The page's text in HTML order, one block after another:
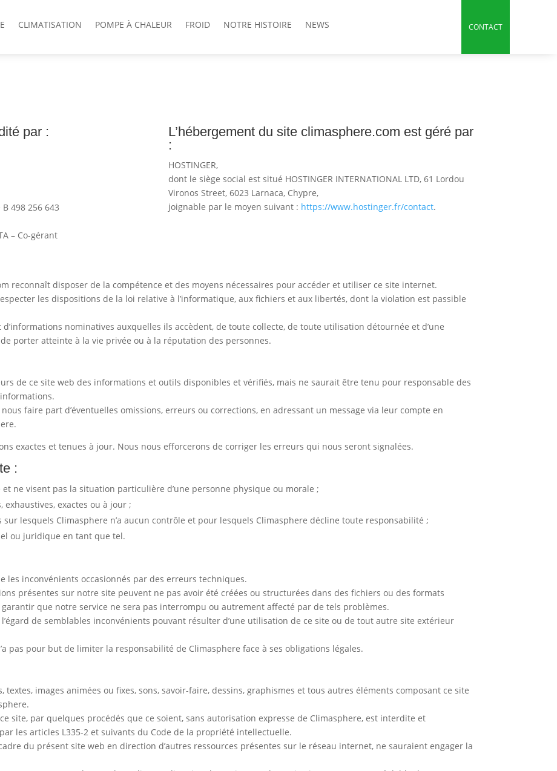
CLIMATISATION POMPE À CHALEUR FROID NOTRE HISTOIRE NEWS CONTACT
par :
498 256 643
– Co-gérant
L’hébergement du site climasphere.com est géré par
:
HOSTINGER,
dont le siège social est situé HOSTINGER INTERNATIONAL LTD, 61 Lordou
Vironos Street, 6023 Larnaca, Chypre,
joignable par le moyen suivant : https://www.hostinger.fr/contact.
reconnaît disposer de la compétence et des moyens nécessaires pour accéder et utiliser ce site internet.
les dispositions de la loi relative à l’informatique, aux fichiers et aux libertés, dont la violation est passible
d’informations nominatives auxquelles ils accèdent, de toute collecte, de toute utilisation détournée et d’une
porter atteinte à la vie privée ou à la réputation des personnes.
de ce site web des informations et outils disponibles et vérifiés, mais ne saurait être tenu pour responsable des
faire part d’éventuelles omissions, erreurs ou corrections, en adressant un message via leur compte en
exactes et tenues à jour. Nous nous efforcerons de corriger les erreurs qui nous seront signalées.
:
ne visent pas la situation particulière d’une personne physique ou morale ;
exactes ou à jour ;
lesquels Climasphere n’a aucun contrôle et pour lesquels Climasphere décline toute responsabilité ;
ou juridique en tant que tel.
les inconvénients occasionnés par des erreurs techniques.
présentes sur notre site peuvent ne pas avoir été créées ou structurées dans des fichiers ou des formats
garantir que notre service ne sera pas interrompu ou autrement affecté par de tels problèmes.
de semblables inconvénients pouvant résulter d’une utilisation de ce site ou de tout autre site extérieur
pas pour but de limiter la responsabilité de Climasphere face à ses obligations légales.
images animées ou fixes, sons, savoir-faire, dessins, graphismes et tous autres éléments composant ce site
site, par quelques procédés que ce soient, sans autorisation expresse de Climasphere, est interdite et
les articles L335-2 et suivants du Code de la propriété intellectuelle.
du présent site web en direction d’autres ressources présentes sur le réseau internet, ne sauraient engager la